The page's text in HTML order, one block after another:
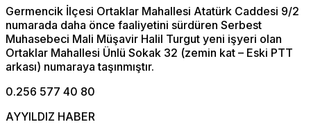
Germencik İlçesi Ortaklar Mahallesi Atatürk Caddesi 9/2
numarada daha önce faaliyetini sürdüren Serbest
Muhasebeci Mali Müşavir Halil Turgut yeni işyeri olan
Ortaklar Mahallesi Ünlü Sokak 32 (zemin kat – Eski PTT
arkası) numaraya taşınmıştır.
0.256 577 40 80
AYYILDIZ HABER